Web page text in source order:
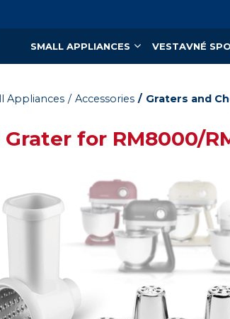
VESTAVNÉ
SMALL APPLIANCES
Appliances Accessories Graters and
Grater for RM8000/